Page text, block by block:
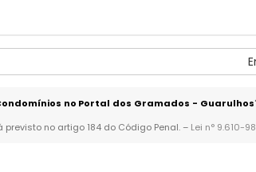
no Portal dos Gramados - Guarulhos
no artigo 184 do Código Penal. – Lei n° 9.610-